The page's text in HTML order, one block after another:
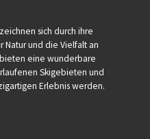
sich durch ihre
Natur und die Vielfalt an
eine wunderbare
Skigebieten und
Erlebnis werden.